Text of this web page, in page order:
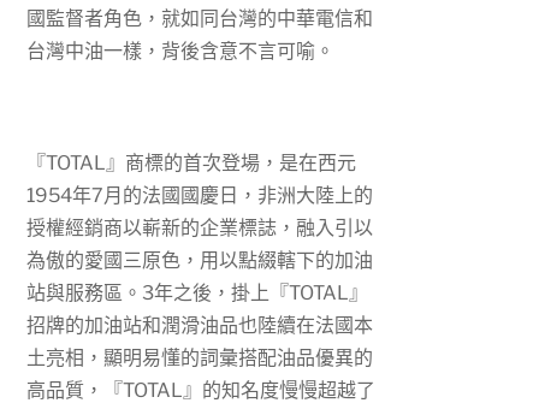
國監督者角色，就如同台灣的中華電信和
台灣中油一樣，背後含意不言可喻。
『TOTAL 』商標的首次登場，是在西元
1954年7月的法國國慶日，非洲大陸上的
授權經銷商以嶄新的企業標誌，融入引以
為傲的愛國三原色，用以點綴轄下的加油
站與服務區。 3年之後，掛上『TOTAL 』
招牌的加油站和潤滑油品也陸續在法國本
土亮相，顯明易懂的詞彙搭配油品優異的
高品質，『TOTAL 』的知名度慢慢超越了